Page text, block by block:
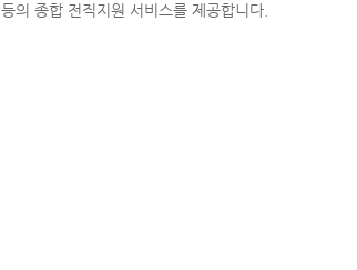
의 종합 전직지원 서비스를 제공합니다.